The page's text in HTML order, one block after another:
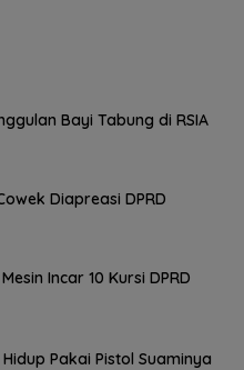
Bayi Tabung di RSIA
Diapreasi DPRD
Incar 10 Kursi DPRD
Pakai Pistol Suaminya